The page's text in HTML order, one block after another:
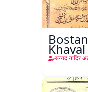
Khayal
सय्यद नादिर